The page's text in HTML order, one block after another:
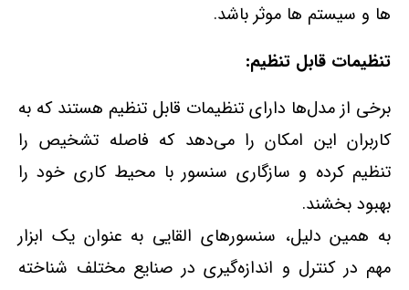
ها و سیستم‌ ها موثر باشد.
تنظیمات قابل تنظیم:
برخی از مدل‌ها دارای تنظیمات قابل تنظیم هستند که به
کاربران این امکان را می‌دهد که فاصله تشخیص را
تنظیم کرده و سازگاری سنسور با محیط کاری خود را
بهبود بخشند.
به همین دلیل، سنسورهای القایی به عنوان یک ابزار
مهم در کنترل و اندازه‌گیری در صنایع مختلف شناخته